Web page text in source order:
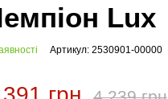
Lux
Артикул: 2530901-00000